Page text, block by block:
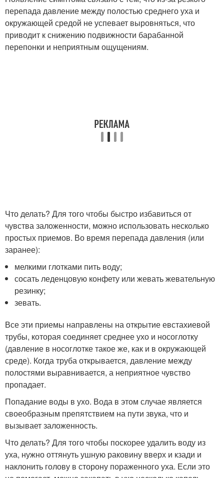
перепада давление между полостью среднего уха и
окружающей средой не успевает выровняться, что
приводит к снижению подвижности барабанной
перепонки и неприятным ощущениям.
Что делать? Для того чтобы быстро избавиться от
чувства заложенности, можно использовать несколько
простых приемов. Во время перепада давления (или
заранее):
мелкими глотками пить воду;
сосать леденцовую конфету или жевать жевательную
резинку;
зевать.
Все эти приемы направлены на открытие евстахиевой
трубы, которая соединяет среднее ухо и носоглотку
(давление в носоглотке такое же, как и в окружающей
среде). Когда труба открывается, давление между
полостями выравнивается, а неприятное чувство
пропадает.
Попадание воды в ухо. Вода в этом случае является
своеобразным препятствием на пути звука, что и
вызывает заложенность.
Что делать? Для того чтобы поскорее удалить воду из
уха, нужно оттянуть ушную раковину вверх и кзади и
наклонить голову в сторону пораженного уха. Если это